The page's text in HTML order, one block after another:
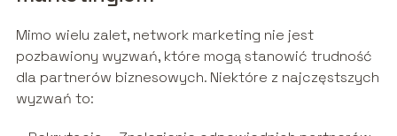
Mimo wielu zalet, network marketing nie jest
pozbawiony wyzwań, które mogą stanowić trudność
dla partnerów biznesowych. Niektóre z najczęstszych
wyzwań to: